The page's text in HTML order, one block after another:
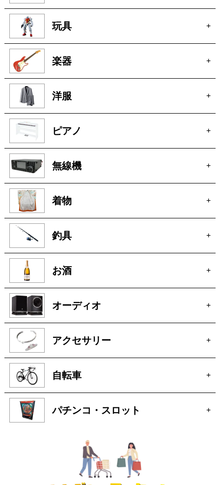
玩具 +
楽器 +
洋服 +
ピアノ +
無線機 +
着物 +
釣具 +
お酒 +
オーディオ +
アクセサリー +
自転車 +
パチンコ・スロット +